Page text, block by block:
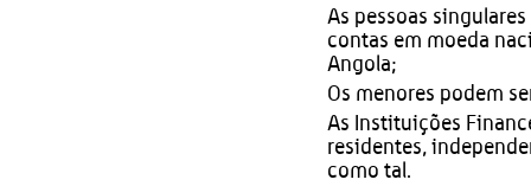
As pessoas
contas em moeda
Angola;
Os menores podem
As Instituições
residentes,
como tal.